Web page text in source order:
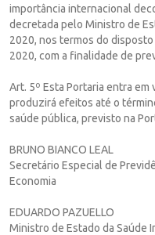
importância internacional
decretada pelo Ministro de
2020, nos termos do
2020, com a finalidade de
Art. 5º Esta Portaria entra em
produzirá efeitos até o
saúde pública, previsto na
BRUNO BIANCO LEAL
Secretário Especial de
Economia
EDUARDO PAZUELLO
Ministro de Estado da Saúde